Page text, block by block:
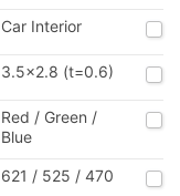
Car Interior
3.5x2.8 (t=0.6)
Red / Green /
Blue
621 / 525 / 470